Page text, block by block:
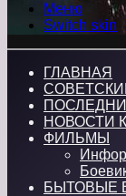
Меню
Switch skin
ГЛАВНАЯ
НОВОСТИ
ФИЛЬМЫ
БЫТОВЫЕ